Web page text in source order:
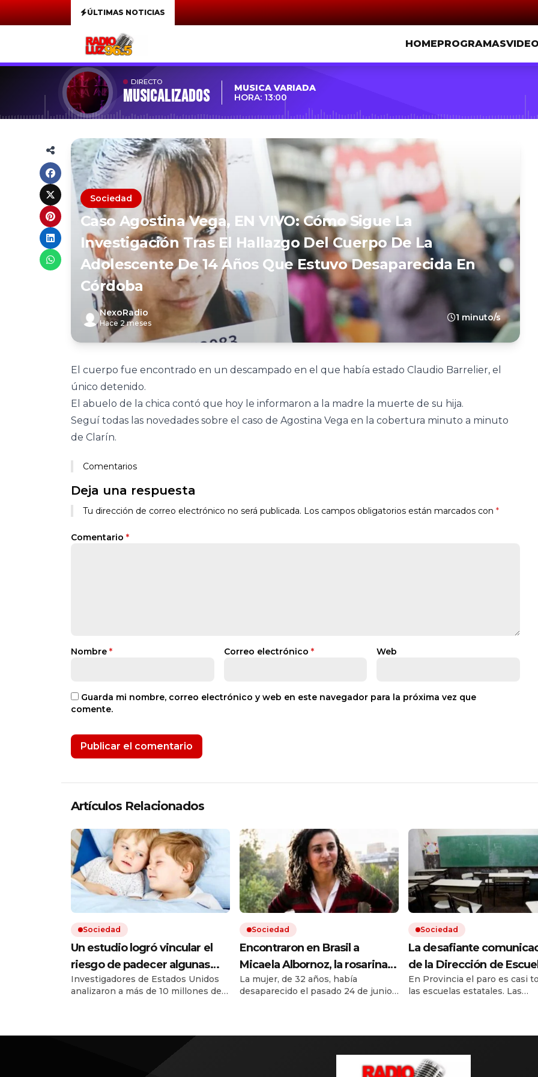
ÚLTIMAS NOTICIAS
HOMEPROGRAMAS
DIRECTO
MUSICALIZADOS
MUSICA VARIADA
HORA: 13:00
Sociedad
Caso Agostina Vega, EN VIVO: Cómo Sigue La
Investigación Tras El Hallazgo Del Cuerpo De La
Adolescente De 14 Años Que Estuvo Desaparecida En
Córdoba
NexoRadio
Hace 2 meses
1 minuto/s
El cuerpo fue encontrado en un descampado en el que había estado Claudio Barrelier, el
único detenido.
El abuelo de la chica contó que hoy le informaron a la madre la muerte de su hija.
Seguí todas las novedades sobre el caso de Agostina Vega en la cobertura minuto a minuto
de Clarín.
Comentarios
Deja una respuesta
Tu dirección de correo electrónico no será publicada. Los campos obligatorios están marcados con *
Comentario *
Nombre * Correo electrónico * Web
Guarda mi nombre, correo electrónico y web en este navegador para la próxima vez que
comente.
Artículos Relacionados
Sociedad
Un estudio logró vincular el
riesgo de padecer algunas
enfermedades clave a si se es
hermano mayor o menor
Investigadores de Estados Unidos
analizaron a más de 10 millones de
trastornos tiene un impacto
Sociedad
Encontraron en Brasil a
Micaela Albornoz, la rosarina
buscada desde hace más de
un mes
La mujer, de 32 años, había
desaparecido el pasado 24 de junio.
identificada en Florianópolis
dactilares después de presentar un
Sociedad
La desafiante
de la Dirección de
Provincia para rechazar
inspecciones de Nación:
En Provincia el paro es casi
las escuelas estatales. Las
para cumplir con la exigencia